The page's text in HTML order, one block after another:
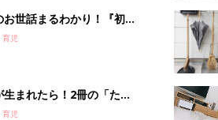
世話まるわかり！『初め
ラブ 夏号』〈巻頭大特
児
まれたら！2冊の「たま
児